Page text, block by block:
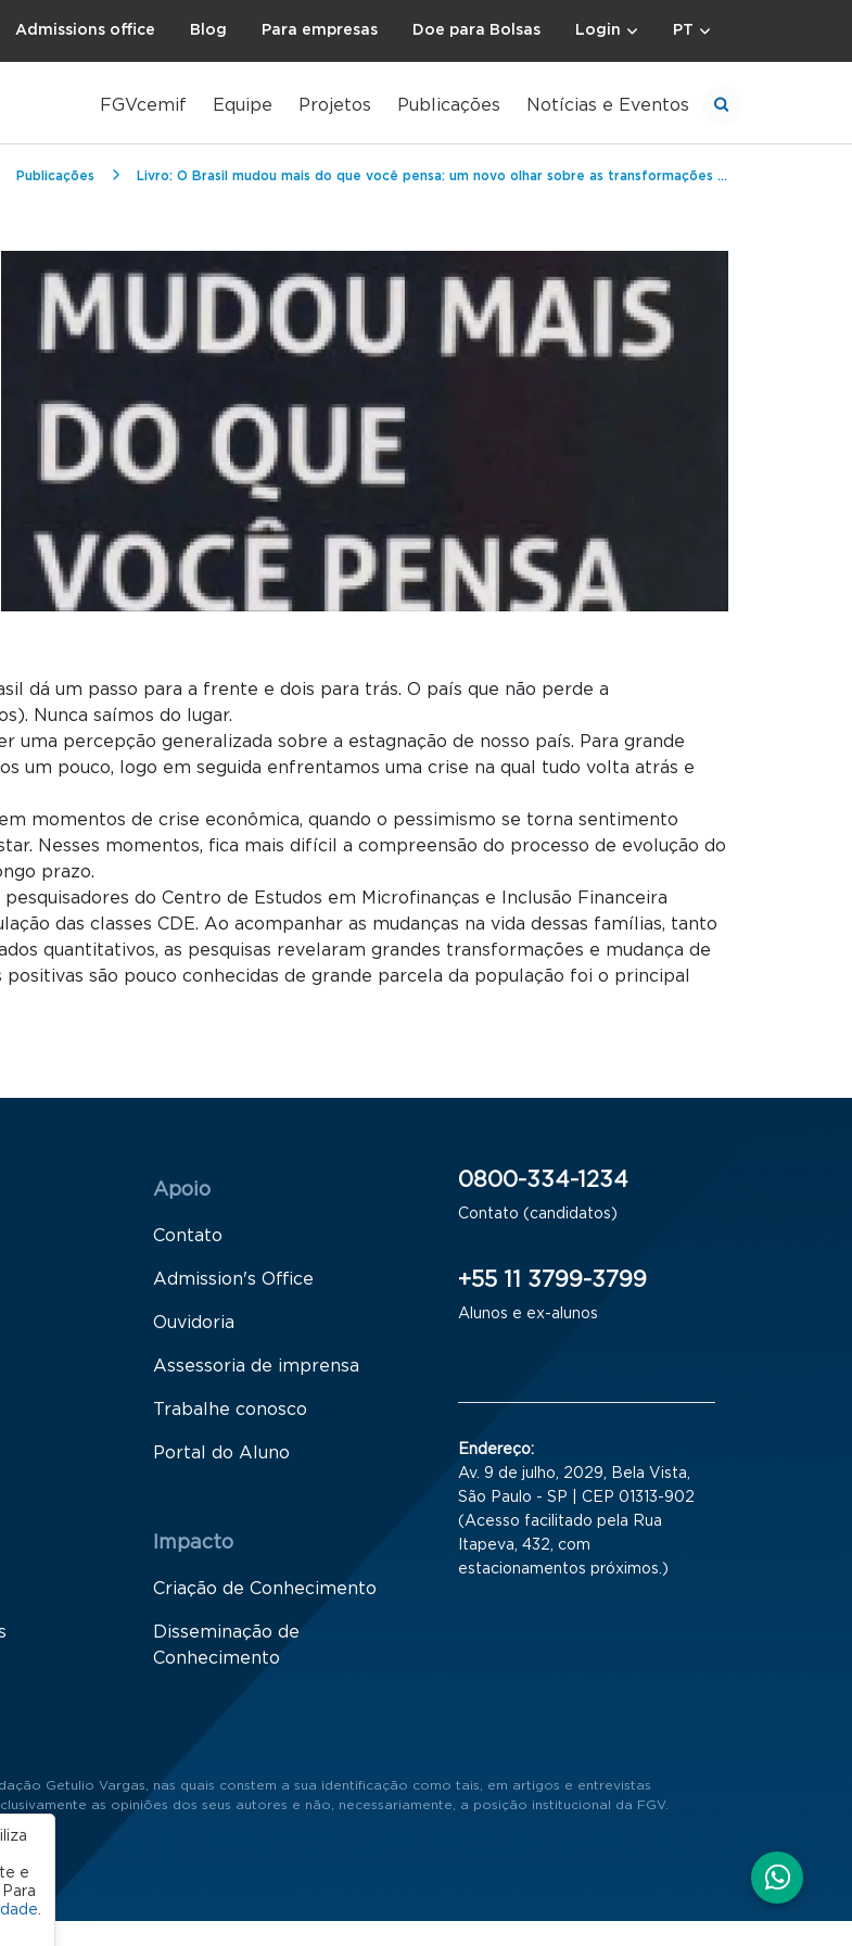
Admissions office Blog Para empresas Doe para Bolsas Login PT
FGVcemif Equipe Projetos Publicações Notícias e Eventos
Publicações Livro: O Brasil mudou mais do que você pensa: um novo olhar sobre as transformações nas classes CDE
dá um passo para a frente e dois para trás. O país que não perde a
Nunca saímos do lugar.
uma percepção generalizada sobre a estagnação de nosso país. Para grande
um pouco, logo em seguida enfrentamos uma crise na qual tudo volta atrás e
momentos de crise econômica, quando o pessimismo se torna sentimento
Nesses momentos, fica mais difícil a compreensão do processo de evolução do
prazo.
do Centro de Estudos em Microfinanças e Inclusão Financeira
das classes CDE. Ao acompanhar as mudanças na vida dessas famílias, tanto
quantitativos, as pesquisas revelaram grandes transformações e mudança de
são pouco conhecidas de grande parcela da população foi o principal
Rodapé 2
Apoio
Contato
Admission's Office
Ouvidoria
Assessoria de imprensa
Trabalhe conosco
Portal do Aluno
Impacto
Criação de Conhecimento
Disseminação de
Conhecimento
0800-334-1234
Contato (candidatos)
+55 11 3799-3799
Alunos e ex-alunos
Endereço:
Av. 9 de julho, 2029, Bela Vista,
São Paulo - SP | CEP 01313-902
(Acesso facilitado pela Rua
Itapeva, 432, com
estacionamentos próximos.)
Getulio Vargas, nas quais constem a sua identificação como tais, em artigos e entrevistas
as opiniões dos seus autores e não, necessariamente, a posição institucional da FGV.
e
.